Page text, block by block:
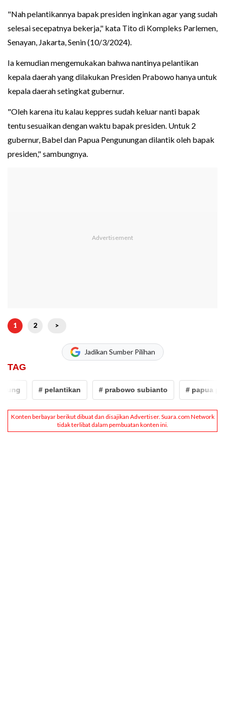
"Nah pelantikannya bapak presiden inginkan agar yang sudah
selesai secepatnya bekerja," kata Tito di Kompleks Parlemen,
Senayan, Jakarta, Senin (10/3/2024).
Ia kemudian mengemukakan bahwa nantinya pelantikan
kepala daerah yang dilakukan Presiden Prabowo hanya untuk
kepala daerah setingkat gubernur.
"Oleh karena itu kalau keppres sudah keluar nanti bapak
tentu sesuaikan dengan waktu bapak presiden. Untuk 2
gubernur, Babel dan Papua Pengunungan dilantik oleh bapak
presiden," sambungnya.
1 2 >
Jadikan Sumber Pilihan
TAG
# pelantikan # prabowo subianto # papua